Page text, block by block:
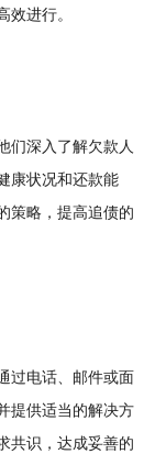
进行。
深入了解欠款人
康状况和还款能
策略，提高追债的
电话、邮件或面
提供适当的解决方
共识，达成妥善的